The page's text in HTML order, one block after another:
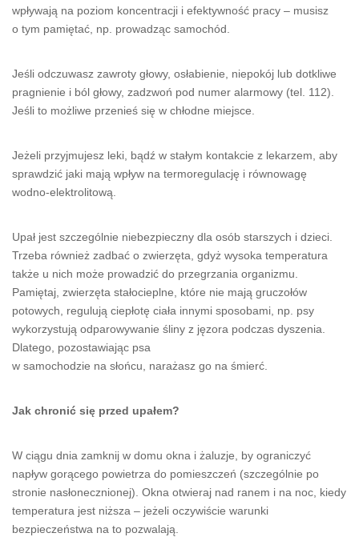
wpływają na poziom koncentracji i efektywność pracy – musisz
o tym pamiętać, np. prowadząc samochód.
Jeśli odczuwasz zawroty głowy, osłabienie, niepokój lub dotkliwe
pragnienie i ból głowy, zadzwoń pod numer alarmowy (tel. 112).
Jeśli to możliwe przenieś się w chłodne miejsce.
Jeżeli przyjmujesz leki, bądź w stałym kontakcie z lekarzem, aby
sprawdzić jaki mają wpływ na termoregulację i równowagę
wodno-elektrolitową.
Upał jest szczególnie niebezpieczny dla osób starszych i dzieci.
Trzeba również zadbać o zwierzęta, gdyż wysoka temperatura
także u nich może prowadzić do przegrzania organizmu.
Pamiętaj, zwierzęta stałocieplne, które nie mają gruczołów
potowych, regulują ciepłotę ciała innymi sposobami, np. psy
wykorzystują odparowywanie śliny z jęzora podczas dyszenia.
Dlatego, pozostawiając psa
w samochodzie na słońcu, narażasz go na śmierć.
Jak chronić się przed upałem?
W ciągu dnia zamknij w domu okna i żaluzje, by ograniczyć
napływ gorącego powietrza do pomieszczeń (szczególnie po
stronie nasłonecznionej). Okna otwieraj nad ranem i na noc, kiedy
temperatura jest niższa – jeżeli oczywiście warunki
bezpieczeństwa na to pozwalają.